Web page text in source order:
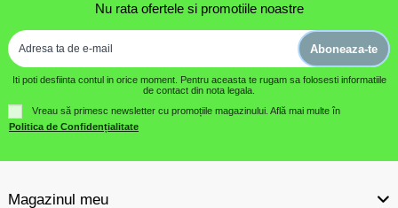
Nu rata ofertele si promotiile noastre
Aboneaza-te
Iti poti desfiinta contul in orice moment. Pentru aceasta te rugam sa folosesti informatiile
de contact din nota legala.
Vreau să primesc newsletter cu promoțiile magazinului. Află mai multe în
Politica de Confidențialitate
Magazinul meu